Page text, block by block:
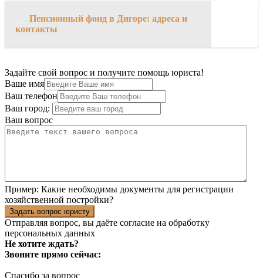
Пенсионный фонд в Дигоре: адреса и
контакты
Задайте свой вопрос и получите помощь юриста!
Ваше имя
Ваш телефон
Ваш город:
Ваш вопрос
Пример: Какие необходимы документы для регистрации
хозяйственной постройки?
Задать вопрос юристу
Отправляя вопрос, вы даёте согласие на обработку
персональных данных
Не хотите ждать?
Звоните прямо сейчас:
Спасибо за вопрос